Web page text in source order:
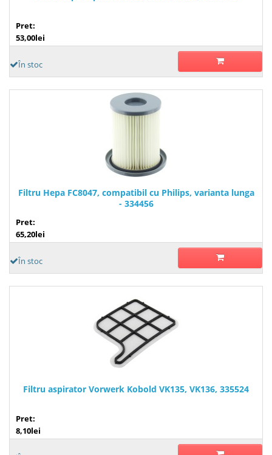
Pret:
53,00lei
În stoc
Filtru Hepa FC8047, compatibil cu Philips, varianta lunga
- 334456
Pret:
65,20lei
În stoc
Filtru aspirator Vorwerk Kobold VK135, VK136, 335524
Pret:
8,10lei